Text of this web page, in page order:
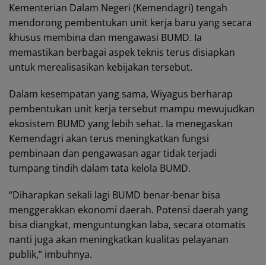
Kementerian Dalam Negeri (Kemendagri) tengah
mendorong pembentukan unit kerja baru yang secara
khusus membina dan mengawasi BUMD. Ia
memastikan berbagai aspek teknis terus disiapkan
untuk merealisasikan kebijakan tersebut.
Dalam kesempatan yang sama, Wiyagus berharap
pembentukan unit kerja tersebut mampu mewujudkan
ekosistem BUMD yang lebih sehat. Ia menegaskan
Kemendagri akan terus meningkatkan fungsi
pembinaan dan pengawasan agar tidak terjadi
tumpang tindih dalam tata kelola BUMD.
“Diharapkan sekali lagi BUMD benar-benar bisa
menggerakkan ekonomi daerah. Potensi daerah yang
bisa diangkat, menguntungkan laba, secara otomatis
nanti juga akan meningkatkan kualitas pelayanan
publik,” imbuhnya.